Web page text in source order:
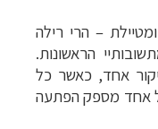
– הרי רילה
הראשונות.
אחד, כאשר כל
אחד מספק הפתעה